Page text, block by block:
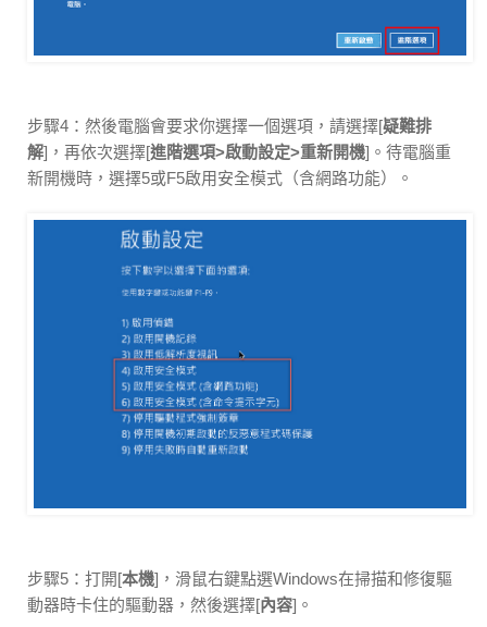
步驟4：然後電腦會要求你選擇一個選項，請選擇[疑難排
解]，再依次選擇[進階選項>啟動設定>重新開機]。待電腦重
新開機時，選擇5或F5啟用安全模式（含網路功能）。
步驟5：打開[本機]，滑鼠右鍵點選Windows在掃描和修復驅
動器時卡住的驅動器，然後選擇[內容]。